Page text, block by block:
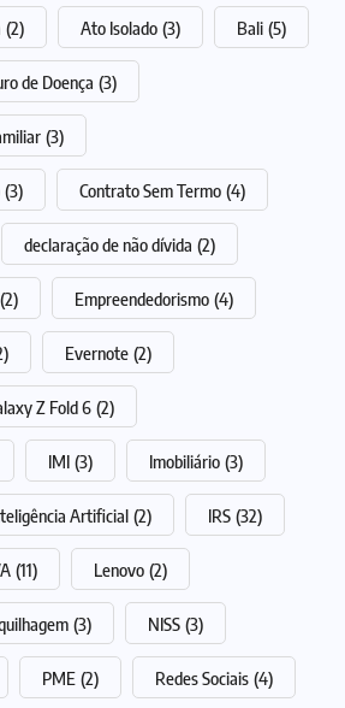
(2) Ato Isolado (3) Bali (5)
de Doença (3)
(3)
(3) Contrato Sem Termo (4)
declaração de não dívida (2)
(2) Empreendedorismo (4)
Evernote (2)
Z Fold 6 (2)
IMI (3) Imobiliário (3)
Artificial (2) IRS (32)
(11) Lenovo (2)
(3) NISS (3)
PME (2) Redes Sociais (4)